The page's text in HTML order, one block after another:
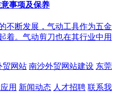
事项及保养
不断发展，气动工具作为五金
着。气动剪刀也在其行业中用
贸网站 南沙外贸网站建设 东莞
用 新闻动态 人才招聘 联系我